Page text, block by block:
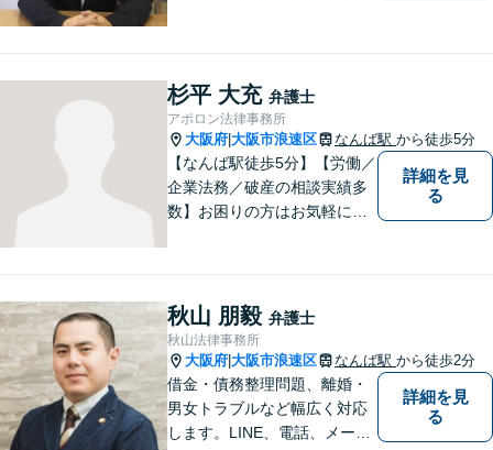
法律問題は時間の経過ととも
に事態が悪化することが多い
です。 お気軽にご相談くださ
い。
杉平 大充 弁護士
アポロン法律事務所
大阪府 大阪市浪速区 なんば駅 から徒歩5分
【なんば駅徒歩5分】【労働／
企業法務／破産の相談実績多
数】お困りの方はお気軽にご
詳細を見
る
秋山 朋毅 弁護士
秋山法律事務所
大阪府 大阪市浪速区 なんば駅 から徒歩2分
借金・債務整理問題、離婚・
男女トラブルなど幅広く対応
します。LINE、電話、メー
詳細を見
る